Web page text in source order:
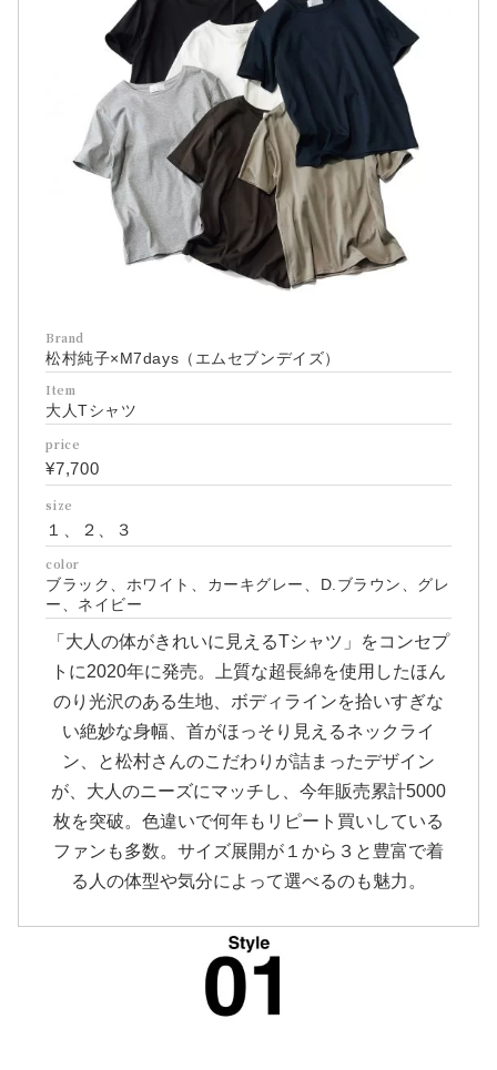
Brand
松村純子×M7days（エムセブンデイズ）
Item
大人Tシャツ
price
¥7,700
size
１、２、３
color
ブラック、ホワイト、カーキグレー、D.ブラウン、グレ
ー、ネイビー
「大人の体がきれいに見えるTシャツ」をコンセプ
トに2020年に発売。上質な超長綿を使用したほん
のり光沢のある生地、ボディラインを拾いすぎな
い絶妙な身幅、首がほっそり見えるネックライ
ン、と松村さんのこだわりが詰まったデザイン
が、大人のニーズにマッチし、今年販売累計5000
枚を突破。色違いで何年もリピート買いしている
ファンも多数。サイズ展開が１から３と豊富で着
る人の体型や気分によって選べるのも魅力。